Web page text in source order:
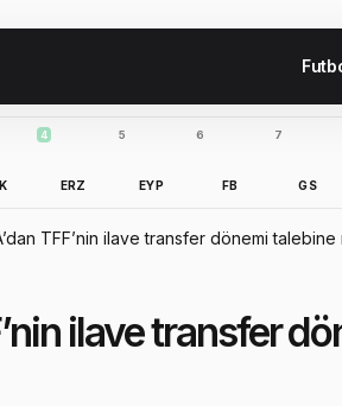
4
ERZ
5
EYP
6
FB
7
GS
TFF’nin ilave transfer dönemi talebine
ilave transfer